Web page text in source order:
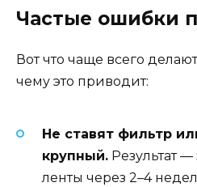
Частые ошибки
Вот что чаще всего
чему это приводит:
Не ставят фильтр
крупный. Результат
ленты через 2–4